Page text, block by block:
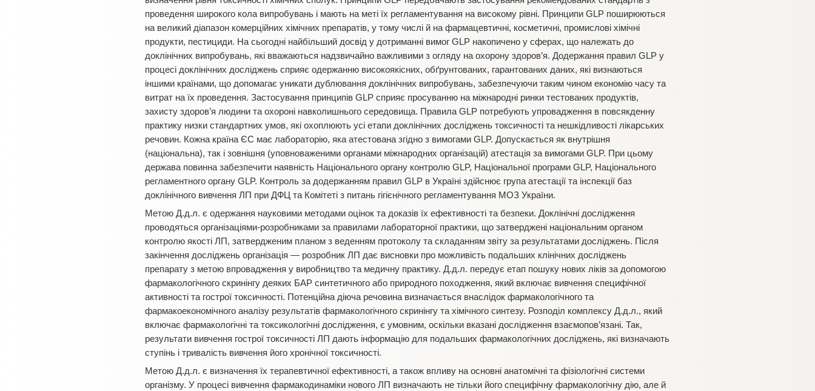
проведення широкого кола випробувань і мають на меті їх регламентування на високому рівні. Принципи GLP поширюються
на великий діапазон комерційних хімічних препаратів, у тому числі й на фармацевтичні, косметичні, промислові хімічні
продукти, пестициди. На сьогодні найбільший досвід у дотриманні вимог GLP накопичено у сферах, що належать до
доклінічних випробувань, які вважаються надзвичайно важливими з огляду на охорону здоров’я. Додержання правил GLP у
процесі доклінічних досліджень сприяє одержанню високоякісних, обґрунтованих, гарантованих даних, які визнаються
іншими країнами, що допомагає уникати дублювання доклінічних випробувань, забезпечуючи таким чином економію часу та
витрат на їх проведення. Застосування принципів GLP сприяє просуванню на міжнародні ринки тестованих продуктів,
захисту здоров’я людини та охороні навколишнього середовища. Правила GLP потребують упровадження в повсякденну
практику низки стандартних умов, які охоплюють усі етапи доклінічних досліджень токсичності та нешкідливості лікарських
речовин. Кожна країна ЄС має лабораторію, яка атестована згідно з вимогами GLP. Допускається як внутрішня
(національна), так і зовнішня (уповноваженими органами міжнародних організацій) атестація за вимогами GLP. При цьому
держава повинна забезпечити наявність Національного органу контролю GLP, Національної програми GLP, Національного
регламентного органу GLP. Контроль за додержанням правил GLP в Україні здійснює група атестації та інспекції баз
доклінічного вивчення ЛП при ДФЦ та Комітеті з питань гігієнічного регламентування МОЗ України.
Метою Д.д.л. є одержання науковими методами оцінок та доказів їх ефективності та безпеки. Доклінічні дослідження
проводяться організаціями-розробниками за правилами лабораторної практики, що затверджені національним органом
контролю якості ЛП, затвердженим планом з веденням протоколу та складанням звіту за результатами досліджень. Після
закінчення досліджень організація — розробник ЛП дає висновки про можливість подальших клінічних досліджень
препарату з метою впровадження у виробництво та медичну практику. Д.д.л. передує етап пошуку нових ліків за допомогою
фармакологічного скринінгу деяких БАР синтетичного або природного походження, який включає вивчення специфічної
активності та гострої токсичності. Потенційна діюча речовина визначається внаслідок фармакологічного та
фармакоекономічного аналізу результатів фармакологічного скринінгу та хімічного синтезу. Розподіл комплексу Д.д.л., який
включає фармакологічні та токсикологічні дослідження, є умовним, оскільки вказані дослідження взаємопов’язані. Так,
результати вивчення гострої токсичності ЛП дають інформацію для подальших фармакологічних досліджень, які визначають
ступінь і тривалість вивчення його хронічної токсичності.
Метою Д.д.л. є визначення їх терапевтичної ефективності, а також впливу на основні анатомічні та фізіологічні системи
організму. У процесі вивчення фармакодинаміки нового ЛП визначають не тільки його специфічну фармакологічну дію, але й